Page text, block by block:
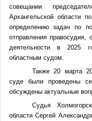
совещании
Архангельской области
определению задач по
отправления правосудия,
деятельности в 2025
областным судом.
Также 20 марта
суде были проведены
обсуждены актуальные
Судья
области Сергей